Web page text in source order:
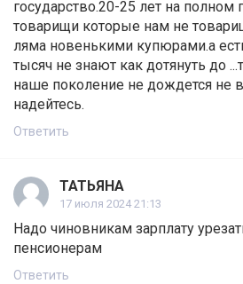
государство.20-25 лет на полном
товарищи которые нам не
ляма новенькими купюрами.а
тысяч не знают как дотянуть до
наше поколение не дождется не
надейтесь.
Ответить
ТАТЬЯНА
17 июля 2024 21:13
Надо чиновникам зарплату
пенсионерам
Ответить